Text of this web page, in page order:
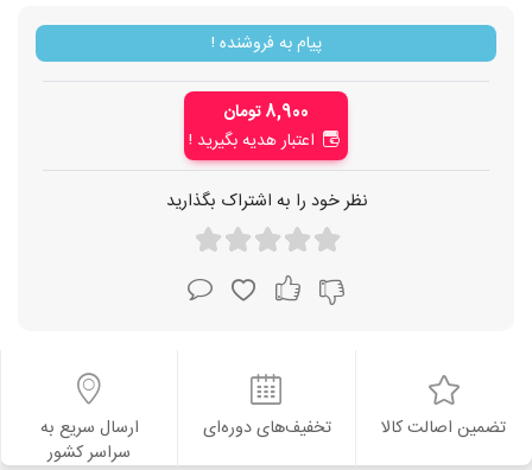
پیام به فروشنده !
8,900 تومان
اعتبار هدیه بگیرید !
نظر خود را به اشتراک بگذارید
تضمین اصالت کالا تخفیف‌های دوره‌ای
ارسال سریع به
سراسر کشور